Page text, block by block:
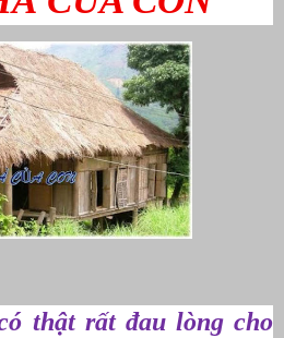
thật rất đau lòng cho